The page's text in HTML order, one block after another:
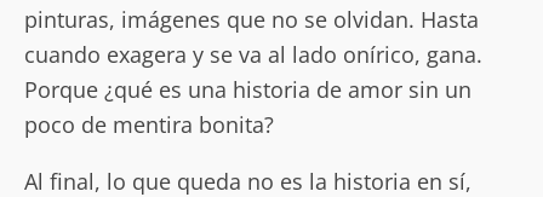
pinturas, imágenes que no se olvidan. Hasta
cuando exagera y se va al lado onírico, gana.
Porque ¿qué es una historia de amor sin un
poco de mentira bonita?
Al final, lo que queda no es la historia en sí,